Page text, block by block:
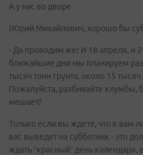
А у нас во дворе
(Юрий Михайлович, хорошо бы
- Да проводим же! И 18 апреля, и
ближайшие дни мы планируем
тысяч тонн грунта, около 15
Пожалуйста, разбивайте клумбы,
мешает?
Только если вы ждете, что к вам
вас выведет на субботник - это
ждать “красный” день